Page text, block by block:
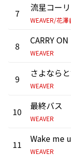
7
WEAVER/花澤
8 CARRY ON
WEAVER
9 さよなら
WEAVER
10 最終バス
WEAVER
11 Wake me
WEAVER